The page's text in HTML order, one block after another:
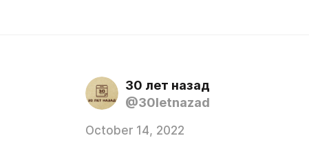
30 лет назад
@30letnazad
October 14, 2022